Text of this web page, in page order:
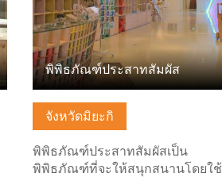
จังหวัดมิยะกิ
พิพิธภัณฑ์ประสาทสัมผัสเป็น
พิพิธภัณฑ์ที่จะให้สนุกสนานโดยใช้
พิพิธภัณฑ์ประสาทสัมผัส